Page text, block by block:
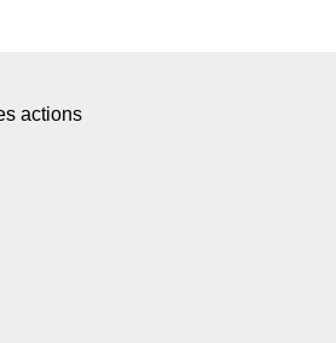
actions